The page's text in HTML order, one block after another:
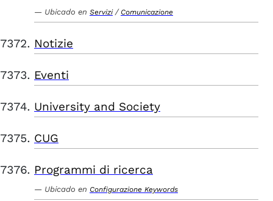
Ubicado en Servizi / Comunicazione
Notizie
Eventi
University and Society
CUG
Programmi di ricerca
Ubicado en Configurazione Keywords